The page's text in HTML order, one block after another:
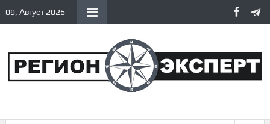
09, Август 2026